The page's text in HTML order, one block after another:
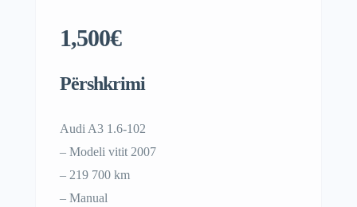
1,500€
Përshkrimi
Audi A3 1.6-102
– Modeli vitit 2007
– 219 700 km
– Manual